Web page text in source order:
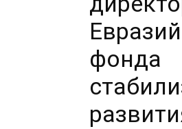
фонда